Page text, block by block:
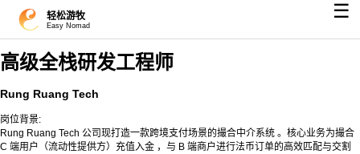
轻松游牧
Easy Nomad
☰
高级全栈研发工程师
Rung Ruang Tech
岗位背景:
Rung Ruang Tech 公司现打造一款跨境支付场景的撮合中介系统 。核心业务为撮合
C 端用户（流动性提供方）充值入金 ，与 B 端商户进行法币订单的高效匹配与交割